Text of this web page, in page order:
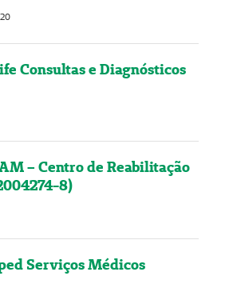
Consultas e Diagnósticos
– Centro de Reabilitação
8)
Serviços Médicos